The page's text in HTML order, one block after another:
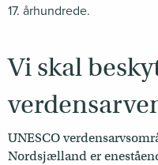
17. århundrede.
Vi skal
UNESCO
Nordsjælland er